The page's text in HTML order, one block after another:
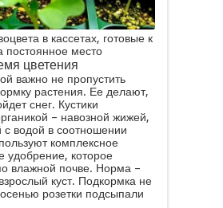
в кассетах, готовые к
постоянное место
цветения
важно не пропустить
растения. Ее делают,
снег. Кустики
– навозной жижей,
с водой в соотношении
комплексное
удобрение, которое
влажной почве. Норма –
куст. Подкормка не
розетки подсыпали